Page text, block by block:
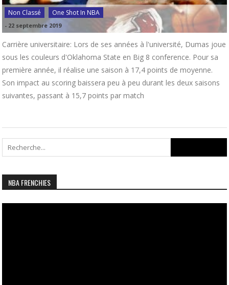
Non Classé One Shot In NBA
- 22 septembre 2019
Carrière universitaire: Lors de ses années à l'université, Dumas joue
sous les couleurs d'Oklahoma State en Big 8 conference. Pour sa
première année, il réalise une saison à 17,4 points de moyenne.
Son impact au scoring baissera peu à peu durant les deux saisons
suivantes, passant à 15,7 points par match
for:
NBA FRENCHIES